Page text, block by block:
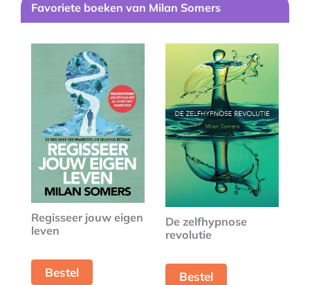
Favoriete boeken van Milan Somers
Regisseer jouw eigen
leven
Bestel
De zelfhypnose
revolutie
Bestel